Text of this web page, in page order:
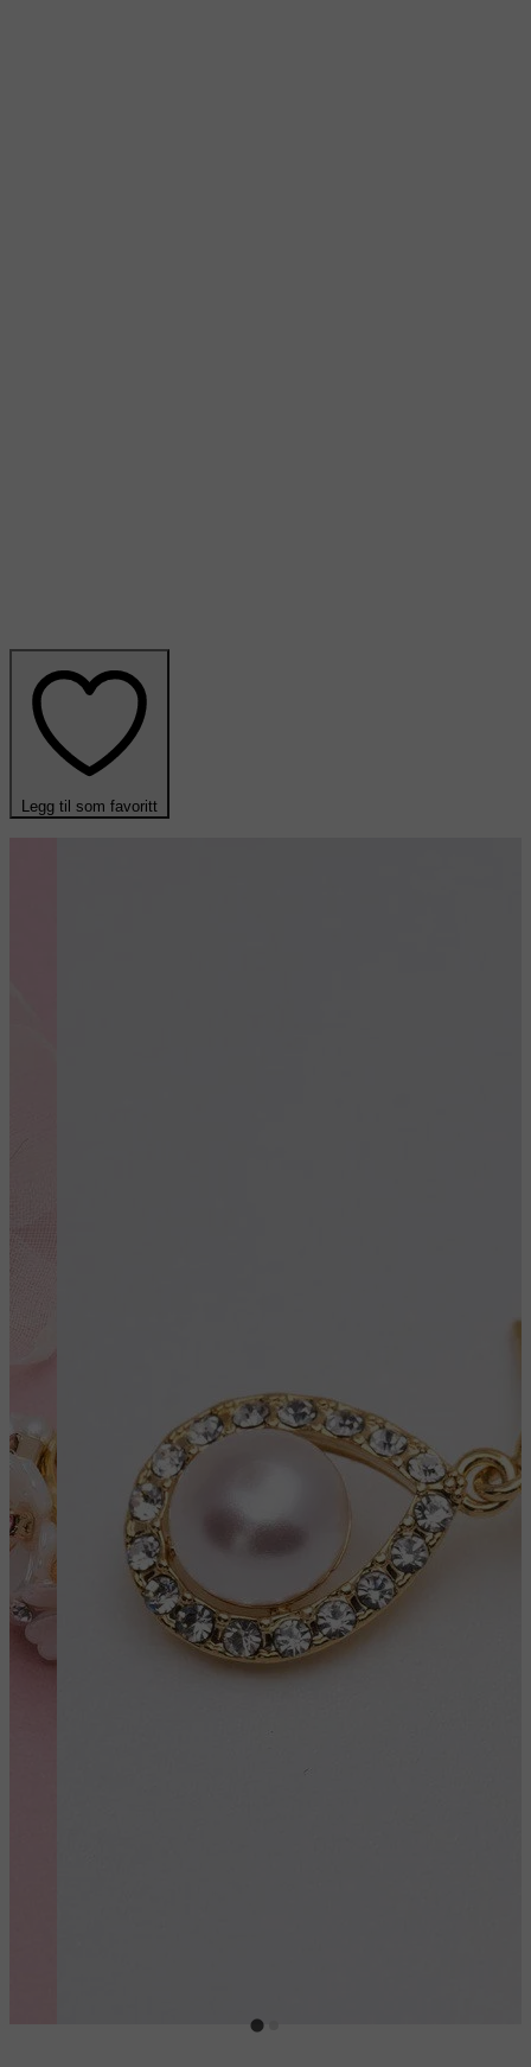
Legg til som favoritt